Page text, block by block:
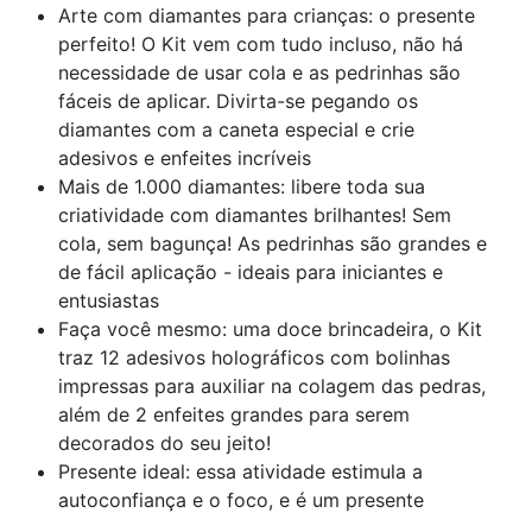
Arte com diamantes para crianças: o presente
perfeito! O Kit vem com tudo incluso, não há
necessidade de usar cola e as pedrinhas são
fáceis de aplicar. Divirta-se pegando os
diamantes com a caneta especial e crie
adesivos e enfeites incríveis
Mais de 1.000 diamantes: libere toda sua
criatividade com diamantes brilhantes! Sem
cola, sem bagunça! As pedrinhas são grandes e
de fácil aplicação - ideais para iniciantes e
entusiastas
Faça você mesmo: uma doce brincadeira, o Kit
traz 12 adesivos holográficos com bolinhas
impressas para auxiliar na colagem das pedras,
além de 2 enfeites grandes para serem
decorados do seu jeito!
Presente ideal: essa atividade estimula a
autoconfiança e o foco, e é um presente